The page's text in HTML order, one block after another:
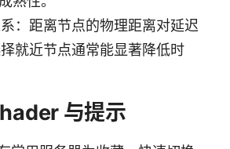
：距离节点的物理距离对延迟
就近节点通常能显著降低时
与提示